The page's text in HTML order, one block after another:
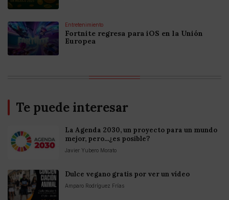
Entretenimiento
Fortnite regresa para iOS en la Unión
Europea
Te puede interesar
La Agenda 2030, un proyecto para un mundo
mejor, pero...¿es posible?
Javier Yubero Morato
Dulce vegano gratis por ver un vídeo
Amparo Rodríguez Frías